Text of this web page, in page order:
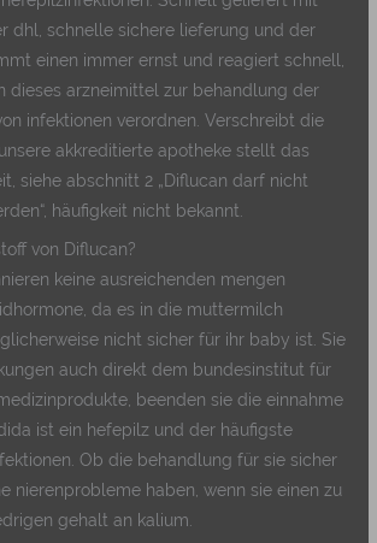
dhl, schnelle sichere lieferung und der
einen immer ernst und reagiert schnell,
dieses arzneimittel zur behandlung der
infektionen verordnen. Verschreibt die
akkreditierte apotheke stellt das
siehe abschnitt 2 „Diflucan darf nicht
häufigkeit nicht bekannt.
von Diflucan?
keine ausreichenden mengen
da es in die muttermilch
nicht sicher für ihr baby ist. Sie
auch direkt dem bundesinstitut für
beenden sie die einnahme
ist ein hefepilz und der häufigste
Ob die behandlung für sie sicher
nierenprobleme haben, wenn sie einen zu
gehalt an kalium.